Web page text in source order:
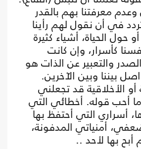
معرفتنا بهم بالقدر
في أن نقول لهم رأينا
الحياة، أشياء كثيرة
كأسرار، وإن كانت
والتعبير عن الذات هو
بيننا وبين الآخرين.
أو الأخلاقية قد تجعلني
أحب قوله. أخطائي التي
أسراري التي أحتفظ بها
أمنياتي المدفونة،
بها لأحد ..